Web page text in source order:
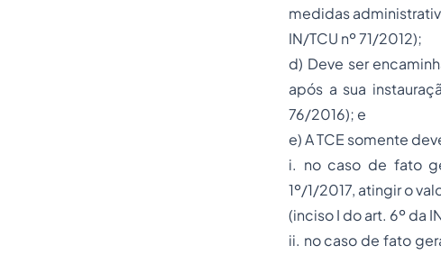
medidas
IN/TCU nº 71/2012);
d) Deve ser
após a sua
76/2016); e
e) A TCE somente
i. no caso de fato
1º/1/2017, atingir o
(inciso I do art. 6º da
ii. no caso de fato